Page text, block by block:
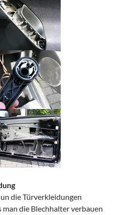
die Türverkleidungen
die Blechhalter verbauen